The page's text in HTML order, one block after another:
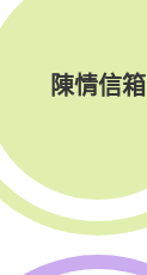
陳情信箱